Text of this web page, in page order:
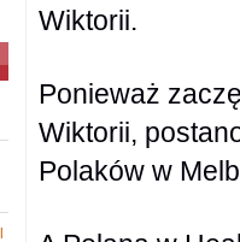
Wiktorii.
Ponieważ
Wiktorii,
Polaków w